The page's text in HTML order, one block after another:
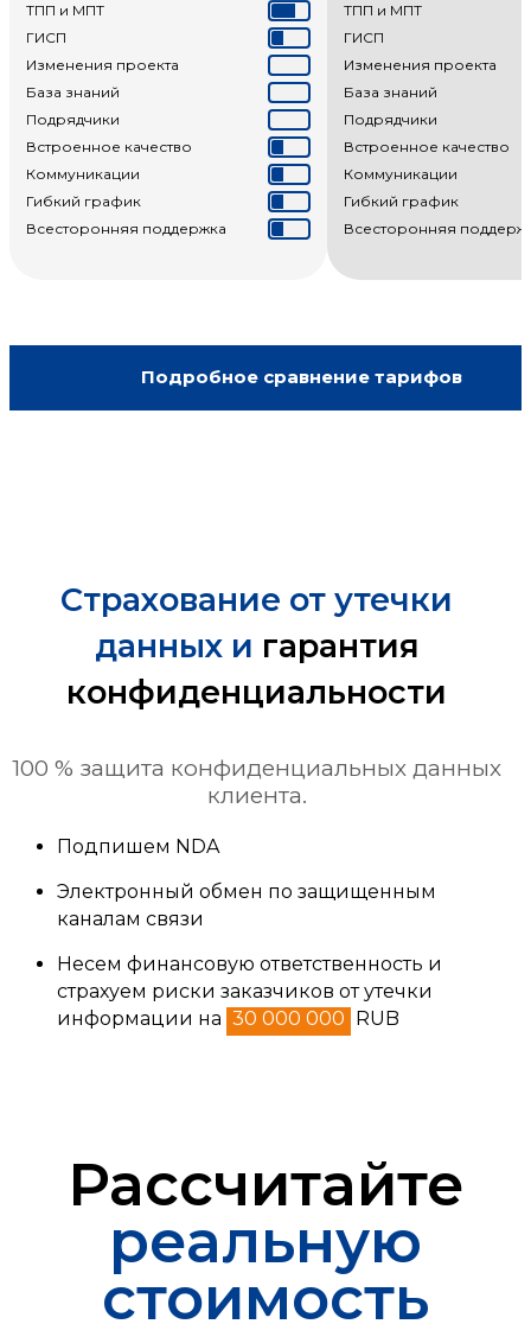
ТПП и МПТ
ГИСП
Изменения проекта
База знаний
Подрядчики
Встроенное качество
Коммуникации
Гибкий график
Всесторонняя поддержка
ТПП и МПТ
ГИСП
Изменения проекта
База знаний
Подрядчики
Встроенное качество
Коммуникации
Гибкий график
Всесторонняя
Подробное сравнение тарифов
Страхование от утечки
данных и гарантия
конфиденциальности
100 % защита конфиденциальных данных
клиента.
Подпишем NDA
Электронный обмен по защищенным
каналам связи
Несем финансовую ответственность и
страхуем риски заказчиков от утечки
информации на 30 000 000 RUB
Рассчитайте
реальную
стоимость